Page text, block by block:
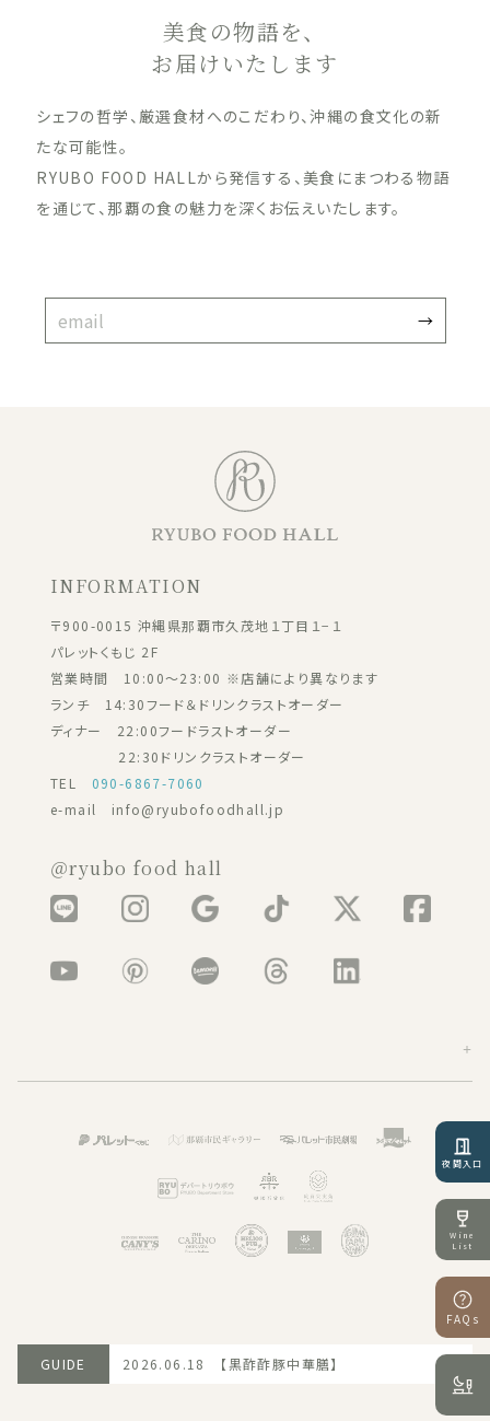
夜間入口
Wine
List
FAQs
美食の物語を、
お届けいたします
シェフの哲学、厳選食材へのこだわり、沖縄の食文化の新
たな可能性。
RYUBO FOOD HALLから発信する、美食にまつわる物語
を通じて、那覇の食の魅力を深くお伝えいたします。
INFORMATION
〒900-0015 沖縄県那覇市久茂地１丁目１−１
パレットくもじ 2F
営業時間 10:00～23:00 ※店舗により異なります
ランチ 14:30フード＆ドリンクラストオーダー
ディナー 22:00フードラストオーダー
22:30ドリンクラストオーダー
TEL 090-6867-7060
e-mail info@ryubofoodhall.jp
＠ryubo food hall
GUIDE 2026.06.18 【黒酢酢豚中華膳】